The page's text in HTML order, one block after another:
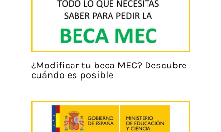
¿Modificar tu beca MEC? Descubre
cuándo es posible